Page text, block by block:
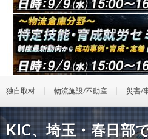
独自取材 物流施設/不動産 災害/
KIC、埼玉・春日部